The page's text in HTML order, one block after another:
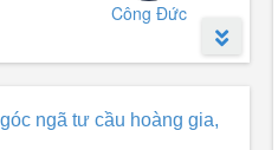
Công Đức
ngã tư cầu hoàng gia,